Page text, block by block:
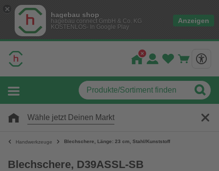
hagebau shop
hagebau connect GmbH & Co. KG
KOSTENLOS- In Google Play
Anzeigen
Wähle jetzt Deinen Markt
Handwerkzeuge Blechschere, Länge: 23 cm, Stahl/Kunststoff
Blechschere, D39ASSL-SB